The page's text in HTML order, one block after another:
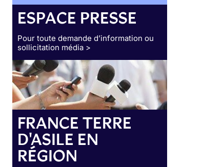
ESPACE PRESSE
Pour toute demande d’information ou
sollicitation média >
FRANCE TERRE
D'ASILE EN
RÉGION